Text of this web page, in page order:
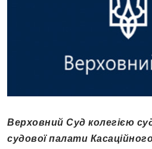
Верховний Суд колегією
судової палати